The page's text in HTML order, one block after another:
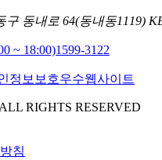
구 동내로 64(동내동1119)
~ 18:00)1599-3122
RIGHTS RESERVED
침